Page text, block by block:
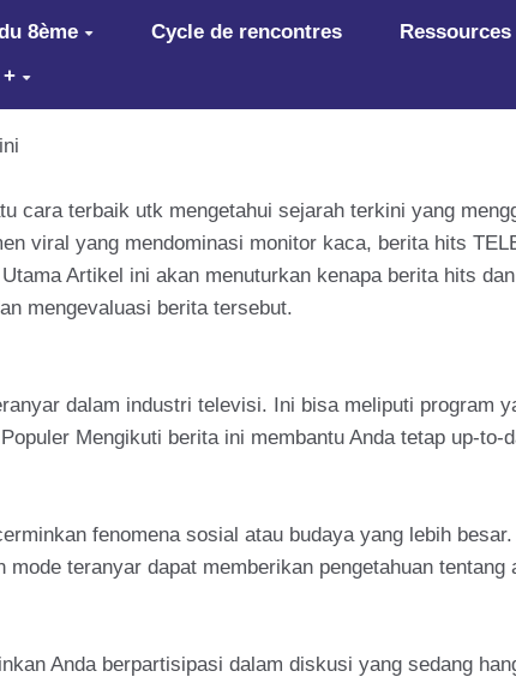
8ème Cycle de rencontres
Ressources
cara terbaik utk mengetahui sejarah terkini yang
viral yang mendominasi monitor kaca, berita hits
Artikel ini akan menuturkan kenapa berita hits
mengevaluasi berita tersebut.
dalam industri televisi. Ini bisa meliputi program
Mengikuti berita ini membantu Anda tetap up-to-
fenomena sosial atau budaya yang lebih
teranyar dapat memberikan pengetahuan tentang
Anda berpartisipasi dalam diskusi yang sedang